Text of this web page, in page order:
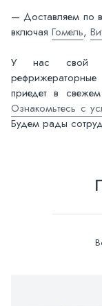
— Доставляем по
включая Гомель,
У нас свой
приедет в
Ознакомьтесь с
Будем рады